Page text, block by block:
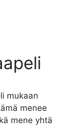
mukaan
menee
mene yhtä